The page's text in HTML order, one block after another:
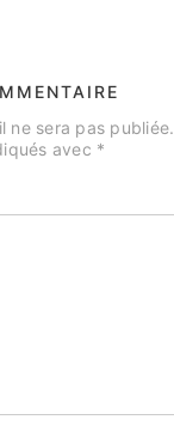
ne sera pas publiée.
avec *